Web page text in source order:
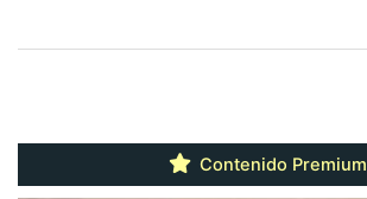
Contenido Premium